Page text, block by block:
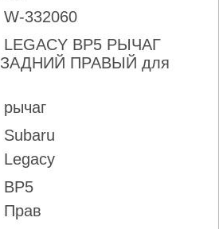
W-332060
LEGACY BP5 РЫЧАГ
ЗАДНИЙ ПРАВЫЙ для
рычаг
Subaru
Legacy
BP5
Прав